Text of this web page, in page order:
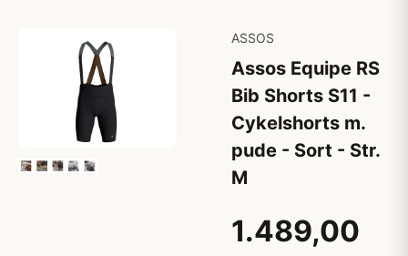
ASSOS
Assos Equipe RS
Bib Shorts S11 -
Cykelshorts m.
pude - Sort - Str.
M
1.489,00